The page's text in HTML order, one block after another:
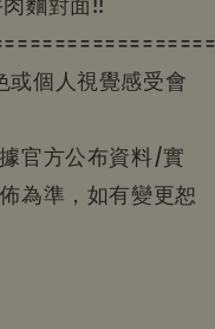
或個人視覺感受會
官方公布資料/實
為準，如有變更恕